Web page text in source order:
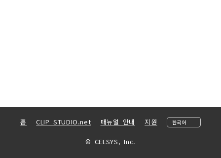
홈 CLIP STUDIO.net 매뉴얼 안내 지원
© CELSYS, Inc.